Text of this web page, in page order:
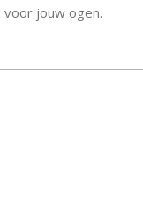
jouw ogen.